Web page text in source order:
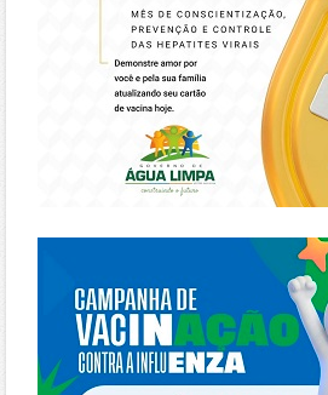
https://piracanjuba.go.gov.br/